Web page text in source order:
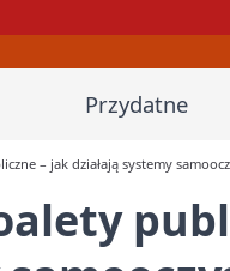
Przydatne
– jak działają systemy